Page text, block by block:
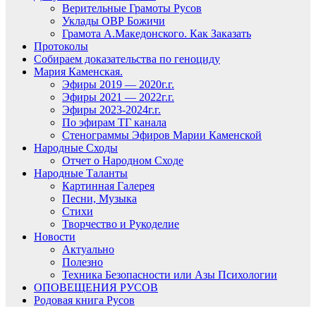
Верительные Грамоты Русов
Уклады ОВР Божичи
Грамота А.Македонского. Как Заказать
Протоколы
Собираем доказательства по геноциду
Мария Каменская.
Эфиры 2019 — 2020г.г.
Эфиры 2021 — 2022г.г.
Эфиры 2023-2024г.г.
По эфирам ТГ канала
Стенограммы Эфиров Марии Каменской
Народные Сходы
Отчет о Народном Сходе
Народные Таланты
Картинная Галерея
Песни, Музыка
Стихи
Творчество и Рукоделие
Новости
Актуально
Полезно
Техника Безопасности или Азы Психологии
ОПОВЕЩЕНИЯ РУСОВ
Родовая книга Русов